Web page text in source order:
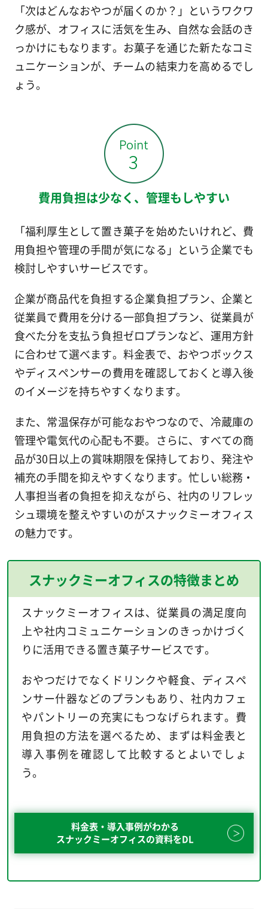
「次はどんなおやつが届くのか？」というワクワ
ク感が、オフィスに活気を生み、自然な会話のき
っかけにもなります。お菓子を通じた新たなコミ
ュニケーションが、チームの結束力を高めるでし
ょう。
費用負担は少なく、管理もしやすい
「福利厚生として置き菓子を始めたいけれど、費
用負担や管理の手間が気になる」という企業でも
検討しやすいサービスです。
企業が商品代を負担する企業負担プラン、企業と
従業員で費用を分ける一部負担プラン、従業員が
食べた分を支払う負担ゼロプランなど、運用方針
に合わせて選べます。料金表で、おやつボックス
やディスペンサーの費用を確認しておくと導入後
のイメージを持ちやすくなります。
また、常温保存が可能なおやつなので、冷蔵庫の
管理や電気代の心配も不要。さらに、すべての商
品が30日以上の賞味期限を保持しており、発注や
補充の手間を抑えやすくなります。忙しい総務・
人事担当者の負担を抑えながら、社内のリフレッ
シュ環境を整えやすいのがスナックミーオフィス
の魅力です。
スナックミーオフィスの特徴まとめ
スナックミーオフィスは、従業員の満足度向
上や社内コミュニケーションのきっかけづく
りに活用できる置き菓子サービスです。
おやつだけでなくドリンクや軽食、ディスペ
ンサー什器などのプランもあり、社内カフェ
やパントリーの充実にもつなげられます。費
用負担の方法を選べるため、まずは料金表と
導入事例を確認して比較するとよいでしょ
う。
料金表・導入事例がわかる
スナックミーオフィスの資料をDL